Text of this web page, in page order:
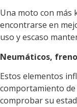
Una moto con más
encontrarse en
uso y escaso
Neumáticos,
Estos elementos
comportamiento de
comprobar su